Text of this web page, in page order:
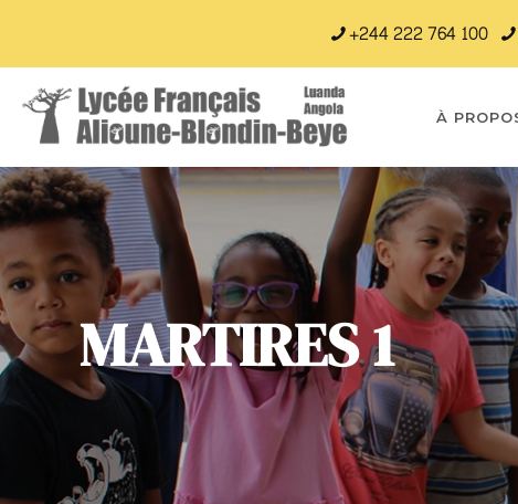
+244 222 764 100
À
MARTIRES 1